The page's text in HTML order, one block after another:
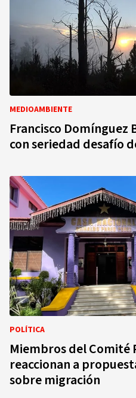
MEDIOAMBIENTE
Francisco
con seriedad desafío
POLÍTICA
Miembros del Comité
reaccionan a
sobre migración